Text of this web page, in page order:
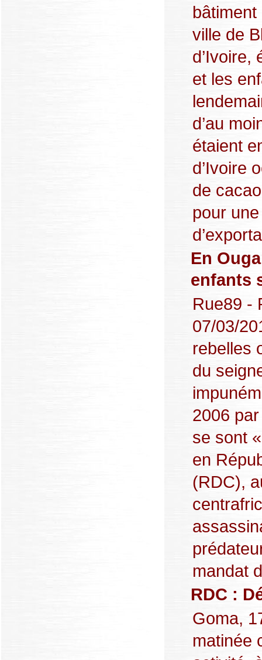
bâtiment
ville de
d’Ivoire,
et les
d’au
étaient
d’Ivoire
de
pour
En
enfants
Rue89 -
07/03/
rebelles
du
2006
se sont
en
(RDC),
mandat
RDC :
Goma,
matinée